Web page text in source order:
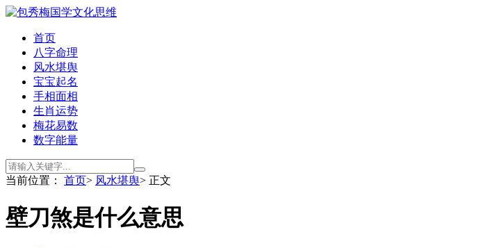
首页
八字命理
风水堪舆
宝宝起名
手相面相
生肖运势
梅花易数
数字能量
当前位置： 首页> 风水堪舆> 正文
壁刀煞是什么意思